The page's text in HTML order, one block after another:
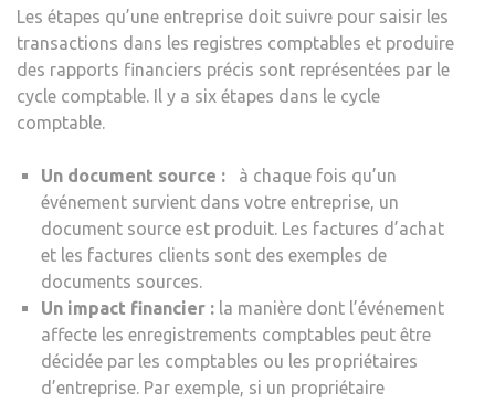
Les étapes qu’une entreprise doit suivre pour saisir les
transactions dans les registres comptables et produire
des rapports financiers précis sont représentées par le
cycle comptable. Il y a six étapes dans le cycle
comptable.
Un document source :
à chaque fois qu’un
événement survient dans votre entreprise, un
document source est produit. Les factures d’achat
et les factures clients sont des exemples de
documents sources.
Un impact financier : la manière dont l’événement
affecte les enregistrements comptables peut être
décidée par les comptables ou les propriétaires
d’entreprise. Par exemple, si un propriétaire